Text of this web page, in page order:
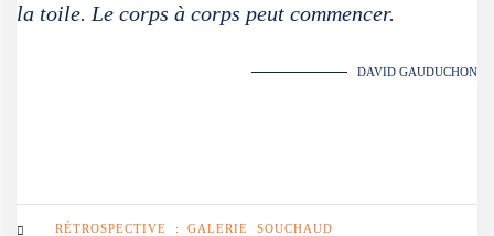
la toile. Le corps à corps peut commencer.
DAVID GAUDUCHON
RÉTROSPECTIVE : GALERIE SOUCHAUD